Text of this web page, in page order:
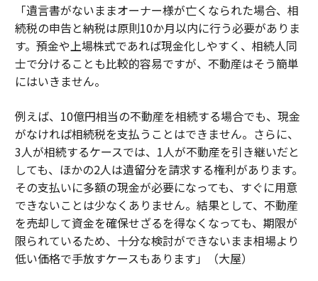
「遺言書がないままオーナー様が亡くなられた場合、相
続税の申告と納税は原則10か月以内に行う必要がありま
す。預金や上場株式であれば現金化しやすく、相続人同
士で分けることも比較的容易ですが、不動産はそう簡単
にはいきません。
例えば、10億円相当の不動産を相続する場合でも、現金
がなければ相続税を支払うことはできません。さらに、
3人が相続するケースでは、1人が不動産を引き継いだと
しても、ほかの2人は遺留分を請求する権利があります。
その支払いに多額の現金が必要になっても、すぐに用意
できないことは少なくありません。結果として、不動産
を売却して資金を確保せざるを得なくなっても、期限が
限られているため、十分な検討ができないまま相場より
低い価格で手放すケースもあります」（大屋）